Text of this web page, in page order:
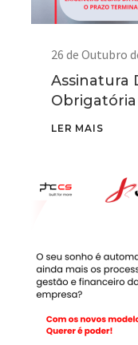
26 de Outubro
Assinatura
Obrigatória
LER MAIS